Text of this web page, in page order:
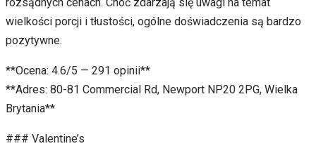
wielkości porcji i tłustości, ogólne doświadczenia są bardzo
pozytywne.
**Ocena: 4.6/5 — 291 opinii**
**Adres: 80-81 Commercial Rd, Newport NP20 2PG, Wielka
Brytania**
### Valentine’s